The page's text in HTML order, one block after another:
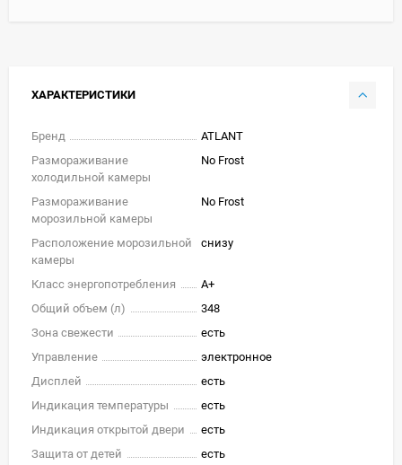
ХАРАКТЕРИСТИКИ
Бренд
ATLANT
Размораживание
холодильной камеры
No Frost
Размораживание
морозильной камеры
No Frost
Расположение морозильной
камеры
снизу
Класс энергопотребления
A+
Общий объем (л)
348
Зона свежести
есть
Управление
электронное
Дисплей
есть
Индикация температуры
есть
Индикация открытой двери
есть
Защита от детей
есть